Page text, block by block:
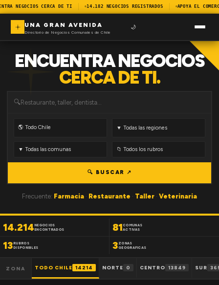
NEGOCIOS CERCA DE TI 14.182 NEGOCIOS REGISTRADOS APOYA EL
UNA GRAN AVENIDA
Directorio de Negocios Comunales de Chile
🌙
ENCUENTRA NEGOCIOS
CERCA DE TI.
🔍
🔍 BUSCAR ↗
Frecuente: Farmacia · Restaurante · Taller · Veterinaria
14.214NEGOCIOS
ENCONTRADOS
81 COMUNAS
ACTIVAS
13RUBROS
DISPONIBLES
3 ZONAS
GEOGRAFICAS
ZONA TODO CHILE 14214 NORTE 0 CENTRO 13849 SUR